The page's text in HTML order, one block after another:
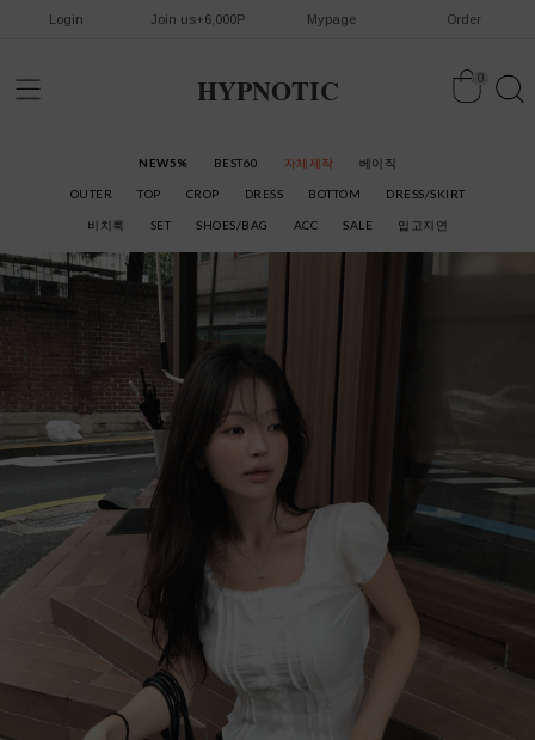
Login Join us+6,000P Mypage Order
HYPNOTIC 0
NEW5% BEST60 자체제작 베이직
OUTER TOP CROP DRESS BOTTOM DRESS/SKIRT
비치룩 SET SHOES/BAG ACC SALE 입고지연